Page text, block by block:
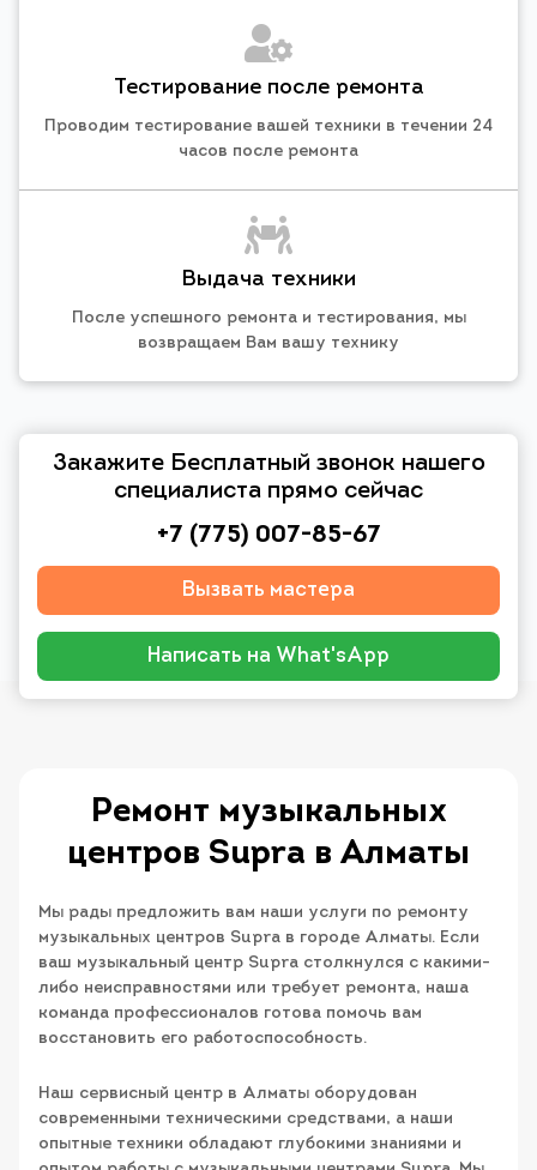
Тестирование после ремонта
Проводим тестирование вашей техники в течении 24
часов после ремонта
Выдача техники
После успешного ремонта и тестирования, мы
возвращаем Вам вашу технику
Закажите Бесплатный звонок нашего
специалиста прямо сейчас
+7 (775) 007-85-67
Вызвать мастера
Написать на What'sApp
Ремонт музыкальных
центров Supra в Алматы
Мы рады предложить вам наши услуги по ремонту
музыкальных центров Supra в городе Алматы. Если
ваш музыкальный центр Supra столкнулся с какими-
либо неисправностями или требует ремонта, наша
команда профессионалов готова помочь вам
восстановить его работоспособность.
Наш сервисный центр в Алматы оборудован
современными техническими средствами, а наши
опытные техники обладают глубокими знаниями и